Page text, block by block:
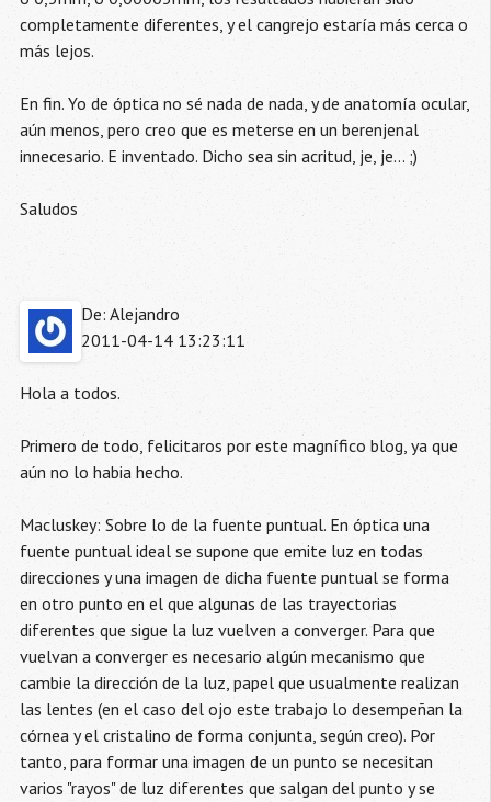
completamente diferentes, y el cangrejo estaría más cerca o
más lejos.
En fin. Yo de óptica no sé nada de nada, y de anatomía ocular,
aún menos, pero creo que es meterse en un berenjenal
innecesario. E inventado. Dicho sea sin acritud, je, je... ;)
Saludos
De: Alejandro
2011-04-14 13:23:11
Hola a todos.
Primero de todo, felicitaros por este magnífico blog, ya que
aún no lo habia hecho.
Macluskey: Sobre lo de la fuente puntual. En óptica una
fuente puntual ideal se supone que emite luz en todas
direcciones y una imagen de dicha fuente puntual se forma
en otro punto en el que algunas de las trayectorias
diferentes que sigue la luz vuelven a converger. Para que
vuelvan a converger es necesario algún mecanismo que
cambie la dirección de la luz, papel que usualmente realizan
las lentes (en el caso del ojo este trabajo lo desempeñan la
córnea y el cristalino de forma conjunta, según creo). Por
tanto, para formar una imagen de un punto se necesitan
varios "rayos" de luz diferentes que salgan del punto y se